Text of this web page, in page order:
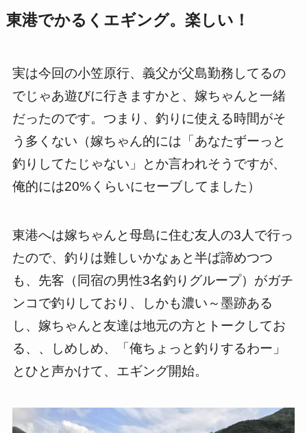
東港でかるくエギング。楽しい！
実は今回の小笠原行、義父が父島勤務してるの
でじゃあ遊びに行きますかと、嫁ちゃんと一緒
だったのです。つまり、釣りに使える時間がそ
う多くない（嫁ちゃん的には「あなたずーっと
釣りしてたじゃない」とか言われそうですが、
俺的には20%くらいにセーブしてました）
東港へは嫁ちゃんと母島に住む友人の3人で行っ
たので、釣りは難しいかなぁと半ば諦めつつ
も、先客（同宿の男性3名釣りグループ）がガチ
ンコで釣りしており、しかも濃い～墨跡ある
し、嫁ちゃんと友達は地元の方とトークしてお
る、、しめしめ、「俺ちょっと釣りするわー」
とひと声かけて、エギング開始。